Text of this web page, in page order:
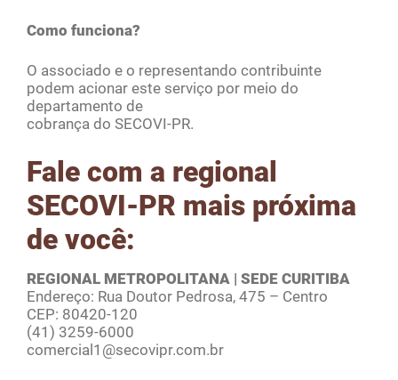
Como funciona?
O associado e o representando contribuinte
podem acionar este serviço por meio do
departamento de
cobrança do SECOVI-PR.
Fale com a regional
SECOVI-PR mais próxima
de você:
REGIONAL METROPOLITANA | SEDE CURITIBA
Endereço: Rua Doutor Pedrosa, 475 – Centro
CEP: 80420-120
(41) 3259-6000
comercial1@secovipr.com.br